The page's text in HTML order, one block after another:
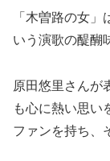
「木曽路の女
いう演歌の醍醐
原田悠里さんが
も心に熱い思い
ファンを持ち、